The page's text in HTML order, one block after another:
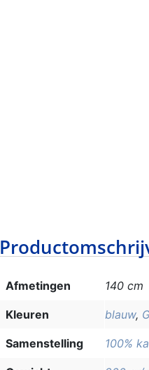
Afmetingen 140 cm
Kleuren blauw,
Samenstelling 100%